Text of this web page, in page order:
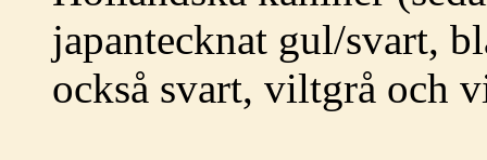
japantecknat gul/svart,
också svart, viltgrå och